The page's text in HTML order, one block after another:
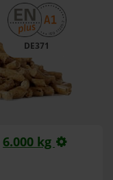
DE371
6.000 kg